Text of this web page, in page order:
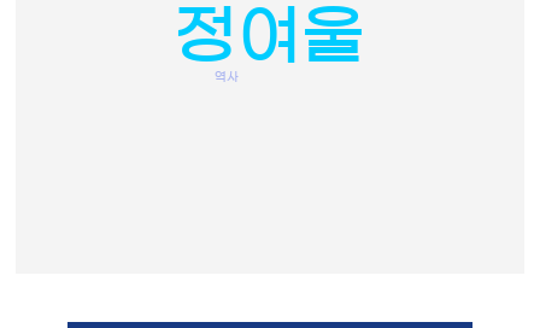
정여울
역사